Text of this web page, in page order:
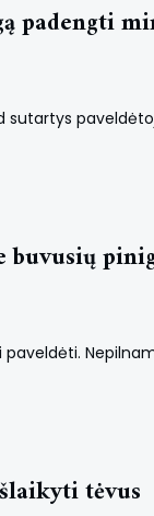
padengti
sutartys
buvusių
tėvus